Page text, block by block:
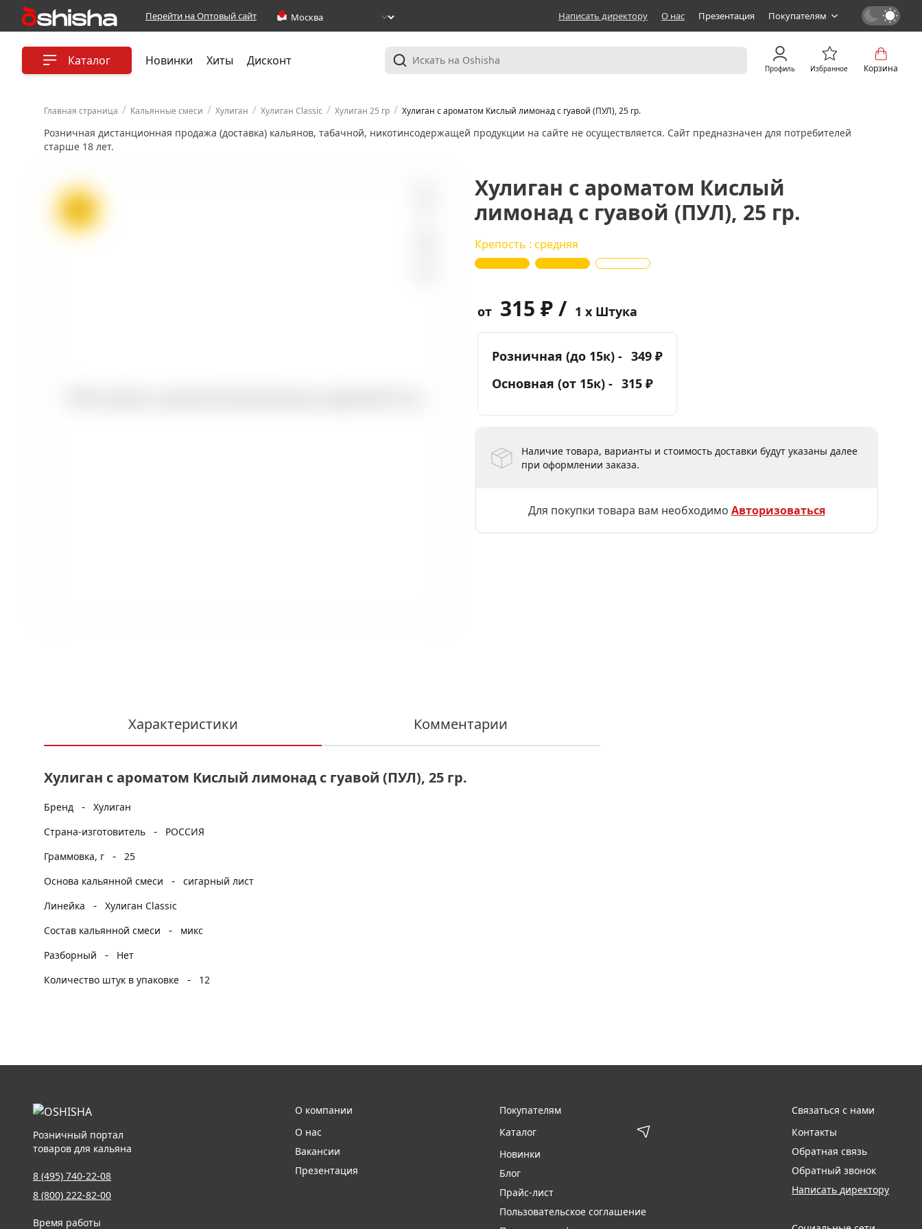
Перейти на Оптовый сайт Написать директору О нас Презентация Покупателям
Каталог Новинки Хиты Дисконт
Профиль Избранное Корзина
Главная страница / Кальянные смеси / Хулиган / Хулиган Classic / Хулиган 25 гр / Хулиган с ароматом Кислый лимонад с гуавой (ПУЛ), 25 гр.
Розничная дистанционная продажа (доставка) кальянов, табачной, никотинсодержащей продукции на сайте не осуществляется. Сайт предназначен для потребителей
старше 18 лет.
Хулиган с ароматом Кислый
лимонад с гуавой (ПУЛ), 25 гр.
Крепость : средняя
от 315 ₽ / 1 x Штука
Розничная (до 15к) - 349 ₽
Основная (от 15к) - 315 ₽
Наличие товара, варианты и стоимость доставки будут указаны далее
при оформлении заказа.
Для покупки товара вам необходимо Авторизоваться
Характеристики Комментарии
Хулиган с ароматом Кислый лимонад с гуавой (ПУЛ), 25 гр.
Бренд - Хулиган
Страна-изготовитель
-
РОССИЯ
Граммовка, г
- 25
Основа кальянной смеси
- сигарный лист
Линейка
- Хулиган Classic
Состав кальянной смеси
-
микс
Разборный
-
Нет
Количество штук в упаковке
- 12
Розничный портал
товаров для кальяна
8 (495) 740-22-08
8 (800) 222-82-00
Время работы
О компании
О нас
Вакансии
Презентация
Покупателям
Каталог
Новинки
Блог
Прайс-лист
Пользовательское соглашение
Связаться с нами
Контакты
Обратная связь
Обратный звонок
Написать директору